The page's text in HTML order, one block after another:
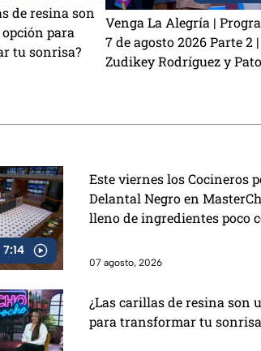
de resina son
para
tu sonrisa?
Venga La Alegría |
7 de agosto 2026 Parte 2 |
Zudikey Rodríguez y Pato
7:14
Este viernes los Cocineros
Delantal Negro en
lleno de ingredientes poco
07 agosto, 2026
¿Las carillas de resina son
para transformar tu